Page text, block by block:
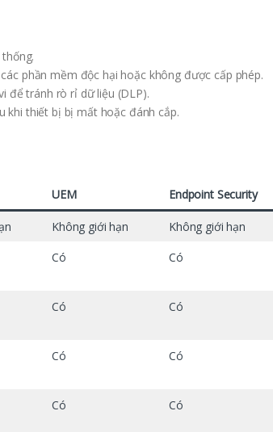
phần mềm độc hại hoặc không được cấp phép.
để tránh rò rỉ dữ liệu (DLP).
khi thiết bị bị mất hoặc đánh cắp.
UEM Endpoint Security
Không giới hạn
Không giới hạn
Có Có
Có Có
Có Có
Có Có